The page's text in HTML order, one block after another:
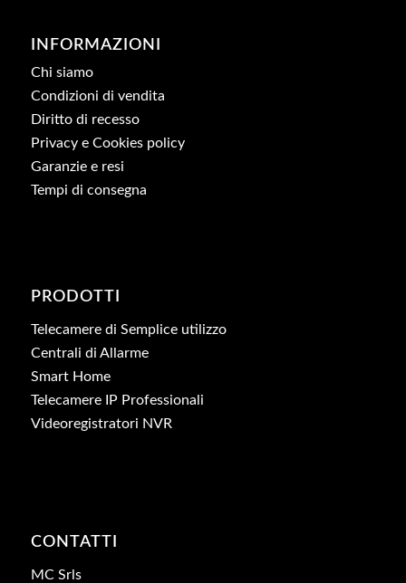
INFORMAZIONI
Chi siamo
Condizioni di vendita
Diritto di recesso
Privacy e Cookies policy
Garanzie e resi
Tempi di consegna
PRODOTTI
Telecamere di Semplice utilizzo
Centrali di Allarme
Smart Home
Telecamere IP Professionali
Videoregistratori NVR
CONTATTI
MC Srls